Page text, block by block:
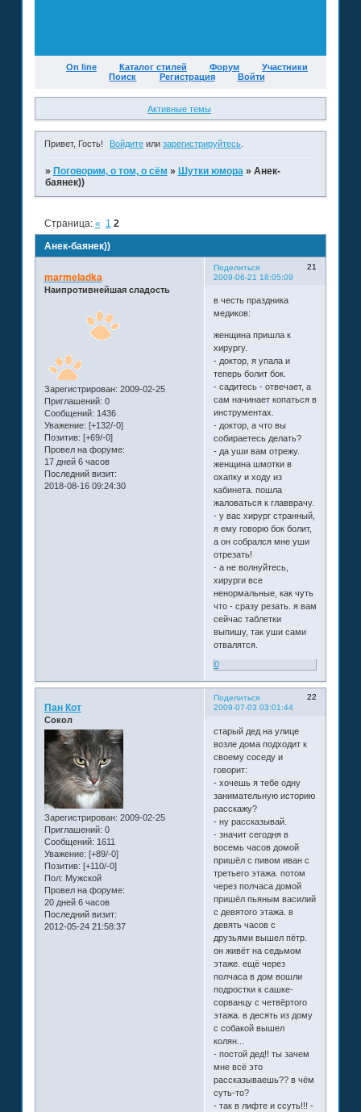
On line Каталог стилей Форум
Участники
Поиск
Регистрация Войти
Активные темы
Привет, Гость! Войдите илизарегистрируйтесь
» Поговорим, о том, о сём » Шутки юмора » Анек-
баянек))
Анек-баянек))
Страница: « 1 2
Поделиться
21
2009-06-21 18:05:09
marmeladka
Наипротивнейшая сладость
Зарегистрирован: 2009-02-25
Приглашений: 0
Сообщений: 1436
Уважение: [+132/-0]
Позитив: [+69/-0]
Провел на форуме:
17 дней 6 часов
Последний визит:
2018-08-16 09:24:30
в честь праздника
медиков:
женщина пришла к
хирургу.
- доктор, я упала и
теперь болит бок.
- садитесь - отвечает, а
сам начинает копаться в
инструментах.
- доктор, а что вы
собираетесь делать?
- да уши вам отрежу.
женщина шмотки в
охапку и ходу из
кабинета. пошла
жаловаться к главврачу.
- у вас хирург странный,
я ему говорю бок болит,
а он собрался мне уши
отрезать!
- а не волнуйтесь,
хирурги все
ненормальные, как чуть
что - сразу резать. я вам
сейчас таблетки
выпишу, так уши сами
отвалятся.
0
Поделиться
22
2009-07-03 03:01:44
Пан Кот
Сокол
Зарегистрирован: 2009-02-25
Приглашений: 0
Сообщений: 1611
Уважение: [+89/-0]
Позитив: [+110/-0]
Пол: Мужской
Провел на форуме:
20 дней 6 часов
Последний визит:
2012-05-24 21:58:37
старый дед на улице
возле дома подходит к
своему соседу и
говорит:
- хочешь я тебе одну
занимательную историю
расскажу?
- ну рассказывай.
- значит сегодня в
восемь часов домой
пришёл с пивом иван с
третьего этажа. потом
через полчаса домой
пришёл пьяным василий
с девятого этажа. в
девять часов с
друзьями вышел пётр.
он живёт на седьмом
этаже. ещё через
полчаса в дом вошли
подростки к сашке-
сорванцу с четвёртого
этажа. в десять из дому
с собакой вышел
колян...
- постой дед!! ты зачем
мне всё это
рассказываешь?? в чём
суть-то?
- так в лифте и ссуть!!! -